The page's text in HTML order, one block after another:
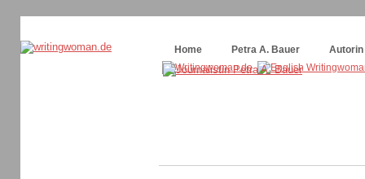
Home
Petra A. Bauer Autorin